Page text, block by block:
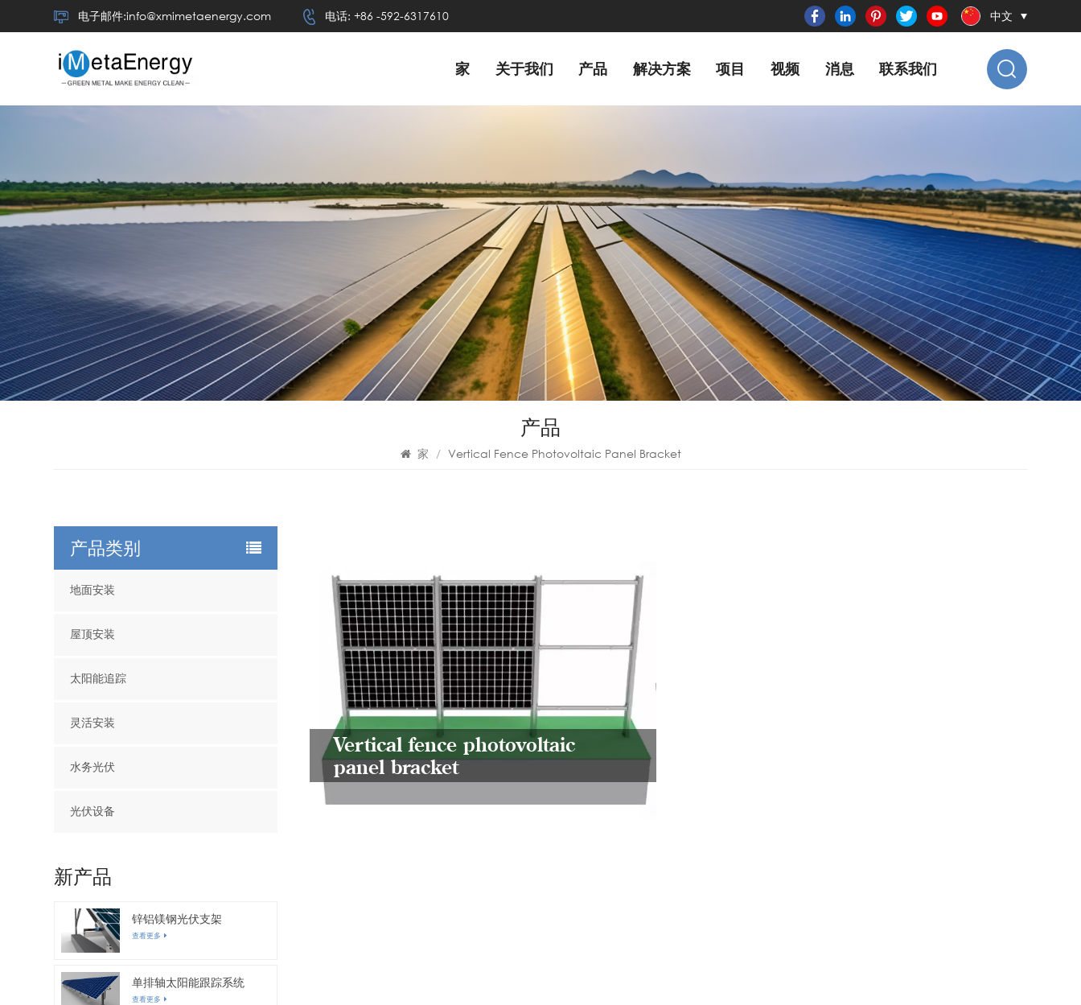
电子邮件:info@xmimetaenergy.com 电话: +86 -592-6317610 中文
家 关于我们 产品 解决方案 项目 视频 消息 联系我们
产品
家 / Vertical Fence Photovoltaic Panel Bracket
Vertical fence photovoltaic
panel bracket
产品类别
地面安装
屋顶安装
太阳能追踪
灵活安装
水务光伏
光伏设备
新产品
锌铝镁钢光伏支架
查看更多
单排轴太阳能跟踪系统
查看更多